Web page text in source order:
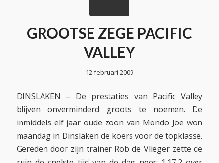
GROOTSE ZEGE PACIFIC
VALLEY
12 februari 2009
DINSLAKEN – De prestaties van Pacific Valley
blijven onverminderd groots te noemen. De
inmiddels elf jaar oude zoon van Mondo Joe won
maandag in Dinslaken de koers voor de topklasse.
Gereden door zijn trainer Rob de Vlieger zette de